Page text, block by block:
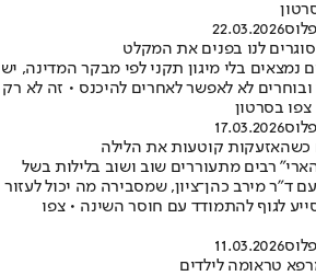
22.03.2026
לנו בפנים את המקלט
ישראלים נמצאים בלי מיגון תקני לפי מבקר המדינה, יש
לא לאפשר לאחרים להיכנס • זה לא רק
צפו בסרטון
17.03.2026
כשהאזעקות קוטעות את הלילה
רבים מתעוררים שוב ושוב בלילות בשל
ד"ר מירב כהן־ציון, שמסבירה מה יכול לעזור
לגוף להתמודד עם חוסר השינה • צפו
11.03.2026
טראומה לילדים